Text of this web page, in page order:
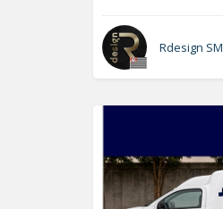
Rdesign SM